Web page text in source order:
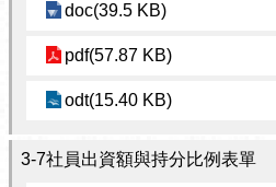
doc(39.5 KB)
pdf(57.87 KB)
odt(15.40 KB)
3-7社員出資額與持分比例表單